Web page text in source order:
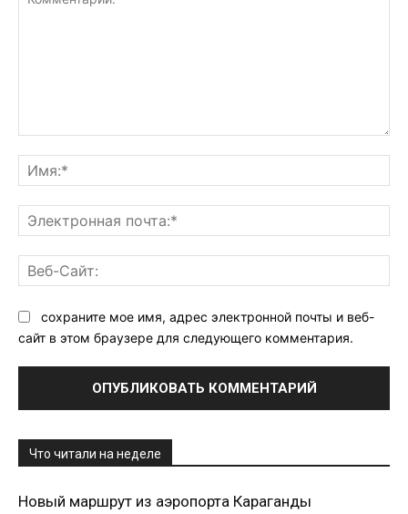
сохраните мое имя, адрес электронной почты и веб-
сайт в этом браузере для следующего комментария.
Что читали на неделе
Новый маршрут из аэропорта Караганды